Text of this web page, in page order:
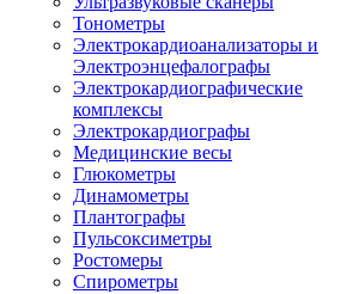
Тонометры
Электрокардиоанализаторы и
Электроэнцефалографы
Электрокардиографические
комплексы
Электрокардиографы
Медицинские весы
Глюкометры
Динамометры
Плантографы
Пульсоксиметры
Ростомеры
Спирометры